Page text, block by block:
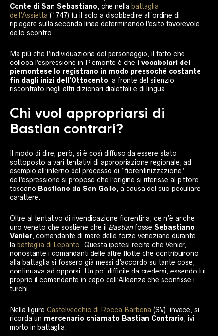
Conte di San Sebastiano, che nella battaglia
dell’Assietta (1747) fu il solo a disobbedire all’ordine di
ripiegare sulla seconda linea determinando l’esito favorevole
dello scontro.
Ma più che l’individuazione del personaggio, il fatto che
colloca l’espressione in Piemonte è che i vocabolari del
piemontese lo registrano in modo pressoché costante
fin dagli inizi dell’Ottocento, a fronte del silenzio
riscontrato negli altri dizionari dialettali e di lingua.
Chi vuol appropriarsi di
Bastian contrari?
Il modo di dire, però, si è così diffuso da essere stato
sottoposto a vari tentativi di appropriazione regionale, ad
esempio all’interno del processo di “fiorentinizzazione”
dell’espressione si propose che l’origine si riferisse al pittore
toscano Bastiano da San Gallo, a causa del suo peculiare
carattere.
Oltre al tentativo di rivendicazione fiorentina, ce n’è anche
uno veneto che sostiene che il Bastianfosse Sebastiano
Venier, comandante di mare delle forze veneziane durante
la battaglia di Lepanto. Questa ipotesi recita che Venier,
nonostante i comandanti delle altre flotte che contribuirono
alla battaglia si fossero già messi d’accordo su tante cose,
continuava ad opporsi. Un po’ difficile da credersi, essendo lui
proprio il comandante in capo dell’Alleanza che sconfisse i
turchi.
Nella ligure Castelvecchio di Rocca Barbena (SV), invece, si
ricorda un mercenario chiamato Bastian Contrario, ivi
morto in battaglia.